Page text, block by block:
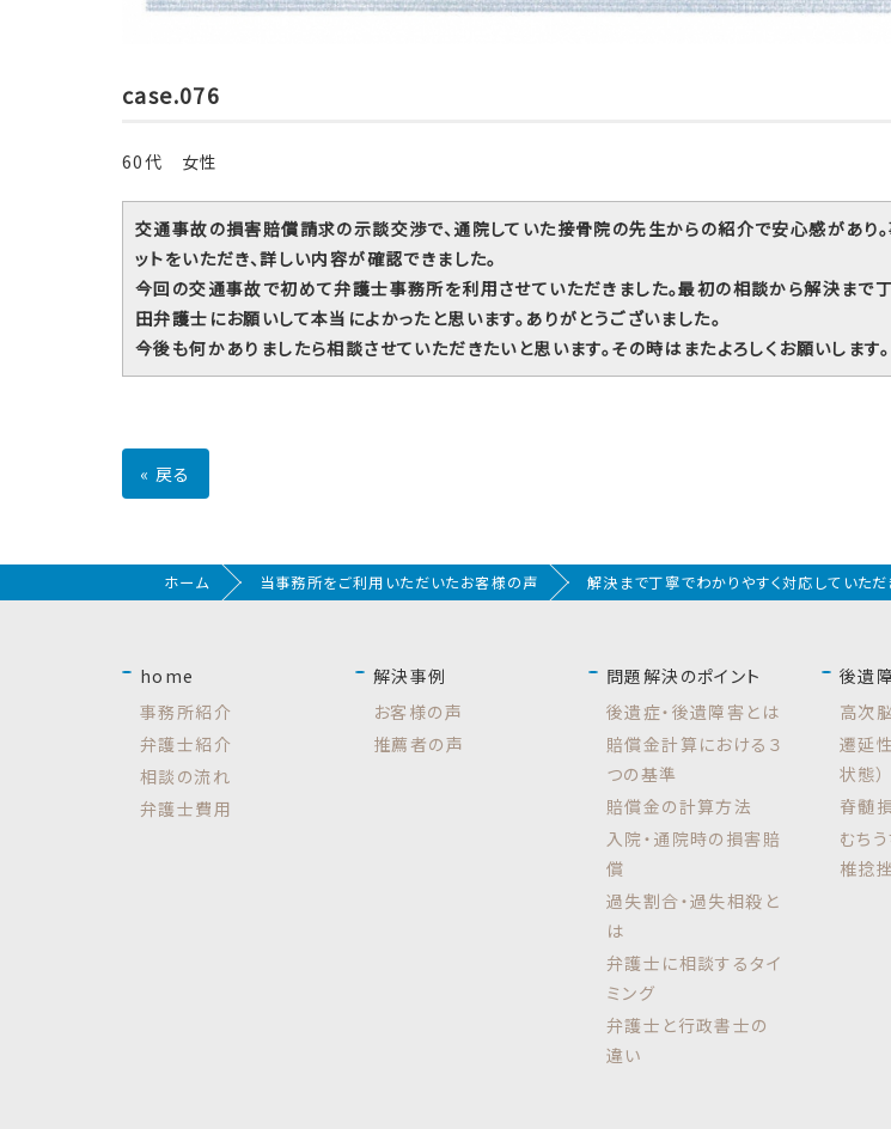
case.076
60代 女性
交通事故の損害賠償請求の示談交渉で、通院していた接骨院の先生からの紹介で安心感があり
ットをいただき、詳しい内容が確認できました。
今回の交通事故で初めて弁護士事務所を利用させていただきました。最初の相談から解決まで
田弁護士にお願いして本当によかったと思います。ありがとうございました。
今後も何かありましたら相談させていただきたいと思います。その時はまたよろしくお願いします。
« 戻る
ホーム 当事務所をご利用いただいたお客様の声 解決まで丁寧でわかりやすく対応していただ
home
事務所紹介
弁護士紹介
相談の流れ
弁護士費用
解決事例
お客様の声
推薦者の声
問題解決のポイント
後遺症・後遺障害とは
賠償金計算における３
つの基準
賠償金の計算方法
入院・通院時の損害賠
償
過失割合・過失相殺と
は
弁護士に相談するタイ
ミング
弁護士と行政書士の
違い
後遺
高次
遷延
状態）
脊髄
むち
椎捻挫